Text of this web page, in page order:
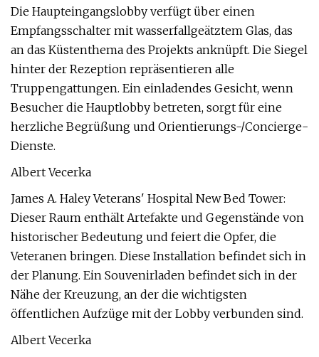
Die Haupteingangslobby verfügt über einen
Empfangsschalter mit wasserfallgeätztem Glas, das
an das Küstenthema des Projekts anknüpft. Die Siegel
hinter der Rezeption repräsentieren alle
Truppengattungen. Ein einladendes Gesicht, wenn
Besucher die Hauptlobby betreten, sorgt für eine
herzliche Begrüßung und Orientierungs-/Concierge-
Dienste.
Albert Vecerka
James A. Haley Veterans' Hospital New Bed Tower:
Dieser Raum enthält Artefakte und Gegenstände von
historischer Bedeutung und feiert die Opfer, die
Veteranen bringen. Diese Installation befindet sich in
der Planung. Ein Souvenirladen befindet sich in der
Nähe der Kreuzung, an der die wichtigsten
öffentlichen Aufzüge mit der Lobby verbunden sind.
Albert Vecerka